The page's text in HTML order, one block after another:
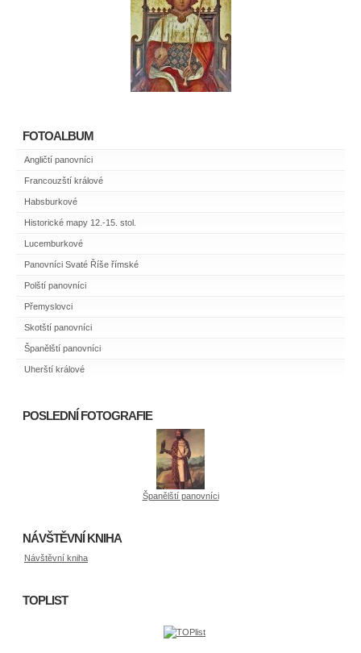
FOTOALBUM
Angličtí panovníci
Francouzští králové
Habsburkové
Historické mapy 12.-15. stol.
Lucemburkové
Panovníci Svaté Říše římské
Polští panovníci
Přemyslovci
Skotští panovníci
Španělští panovníci
Uherští králové
POSLEDNÍ FOTOGRAFIE
Španělští panovníci
NÁVŠTĚVNÍ KNIHA
Návštěvní kniha
TOPLIST